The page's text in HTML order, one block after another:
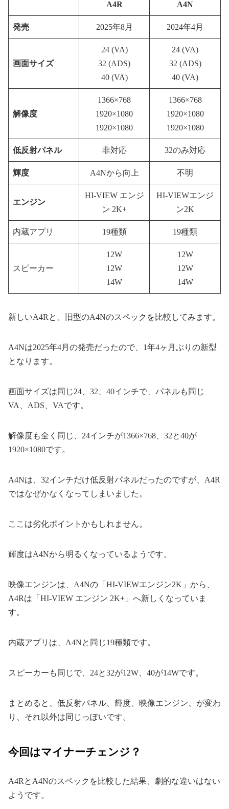
A4R A4N
発売 2025年8月 2024年4月
画面サイズ
24 (VA)
32 (ADS)
40 (VA)
24 (VA)
32 (ADS)
40 (VA)
解像度
1366×768
1920×1080
1920×1080
1366×768
1920×1080
1920×1080
低反射パネル 非対応 32のみ対応
輝度 A4Nから向上 不明
エンジン
HI-VIEW エンジ
ン 2K+
HI-VIEWエンジ
ン2K
内蔵アプリ 19種類 19種類
スピーカー
12W
12W
14W
12W
12W
14W
新しいA4Rと、旧型のA4Nのスペックを比較してみます。
A4Nは2025年4月の発売だったので、1年4ヶ月ぶりの新型
となります。
画面サイズは同じ24、32、40インチで、パネルも同じ
VA、ADS、VAです。
解像度も全く同じ、24インチが1366×768、32と40が
1920×1080です。
A4Nは、32インチだけ低反射パネルだったのですが、A4R
ではなぜかなくなってしまいました。
ここは劣化ポイントかもしれません。
輝度はA4Nから明るくなっているようです。
映像エンジンは、A4Nの「HI-VIEWエンジン2K」から、
A4Rは「HI-VIEW エンジン 2K+」へ新しくなっていま
す。
内蔵アプリは、A4Nと同じ19種類です。
スピーカーも同じで、24と32が12W、40が14Wです。
まとめると、低反射パネル、輝度、映像エンジン、が変わ
り、それ以外は同じっぽいです。
今回はマイナーチェンジ？
A4RとA4Nのスペックを比較した結果、劇的な違いはない
ようです。